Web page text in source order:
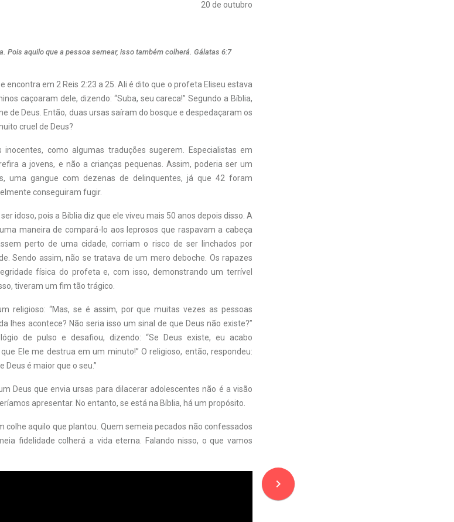
20 de outubro
Pois aquilo que a pessoa semear, isso também colherá. Gálatas 6:7
encontra em 2 Reis 2:23 a 25. Ali é dito que o profeta Eliseu estava
caçoaram dele, dizendo: “Suba, seu careca!” Segundo a Bíblia,
de Deus. Então, duas ursas saíram do bosque e despedaçaram os
cruel de Deus?
como algumas traduções sugerem. Especialistas em
a jovens, e não a crianças pequenas. Assim, poderia ser um
uma gangue com dezenas de delinquentes, já que 42 foram
conseguiram fugir.
idoso, pois a Bíblia diz que ele viveu mais 50 anos depois disso. A
maneira de compará-lo aos leprosos que raspavam a cabeça
perto de uma cidade, corriam o risco de ser linchados por
Sendo assim, não se tratava de um mero deboche. Os rapazes
física do profeta e, com isso, demonstrando um terrível
tiveram um fim tão trágico.
religioso: “Mas, se é assim, por que muitas vezes as pessoas
lhes acontece? Não seria isso um sinal de que Deus não existe?”
de pulso e desafiou, dizendo: “Se Deus existe, eu acabo
Ele me destrua em um minuto!” O religioso, então, respondeu:
Deus é maior que o seu.”
Deus que envia ursas para dilacerar adolescentes não é a visão
apresentar. No entanto, se está na Bíblia, há um propósito.
colhe aquilo que plantou. Quem semeia pecados não confessados
fidelidade colherá a vida eterna. Falando nisso, o que vamos
navigate_next